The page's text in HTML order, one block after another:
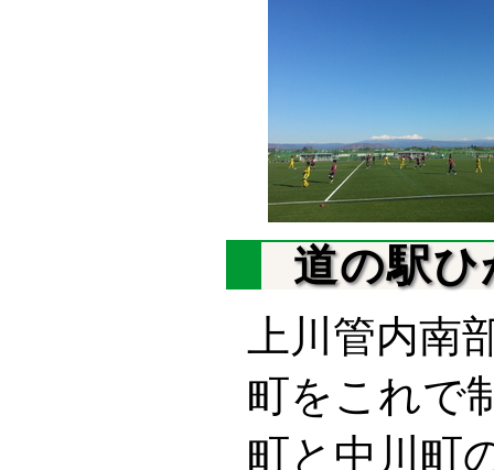
道の駅
上川管内南
町をこれで
町と中川町